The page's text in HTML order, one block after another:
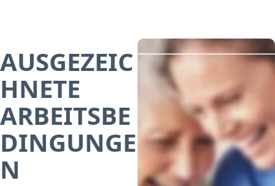
AUSGEZEIC
HNETE
ARBEITSBE
DINGUNGE
N